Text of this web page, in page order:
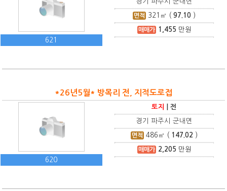
621
면적 321 ㎡ (97.10 )
매매가 1,455 만원
*26년5월* 방목리 전, 지적도로접
620
토지 |전
경기 파주시 군내면
면적 486 ㎡ ( 147.02 )
매매가 2,205 만원